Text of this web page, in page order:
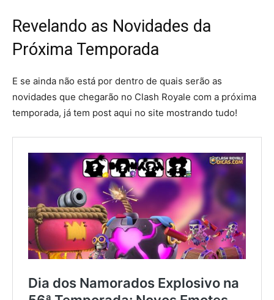
Revelando as Novidades da
Próxima Temporada
E se ainda não está por dentro de quais serão as
novidades que chegarão no Clash Royale com a próxima
temporada, já tem post aqui no site mostrando tudo!